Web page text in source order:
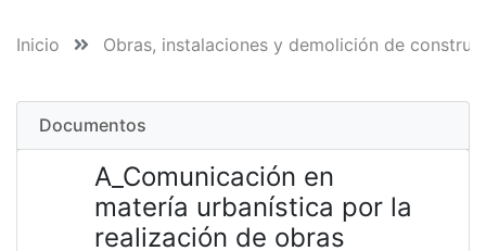
Inicio Obras, instalaciones y demolición de
Documentos
A_Comunicación en
matería urbanística por la
realización de obras